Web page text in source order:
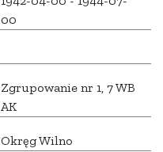
00
Zgrupowanie nr 1, 7 WB
AK
Okręg Wilno